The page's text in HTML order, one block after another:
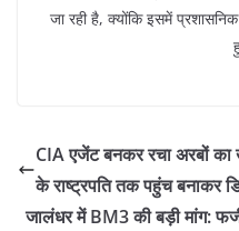
जा रही है, क्योंकि इसमें
CIA एजेंट बनकर रचा अरबों का
के राष्ट्रपति तक पहुंच बनाकर
जालंधर में BM3 की बड़ी मांग: